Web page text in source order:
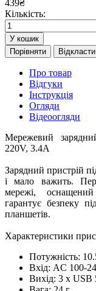
439₴
Кількість:
У кошик
Порівняти
Відкласти
Про товар
Відгуки
Інструкція
Огляди
Відеоогляди
Мережевий
220V, 3.4A
Зарядний пристрій
і мало важить.
мережі,
гарантує безпеку
планшетів.
Характеристики
Потужність:
Вхід: AC 100-
Вихід: 3 х